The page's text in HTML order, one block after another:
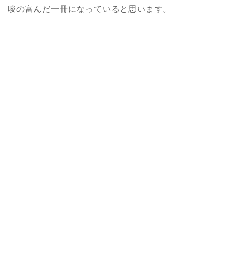
唆の富んだ一冊になっていると思います。